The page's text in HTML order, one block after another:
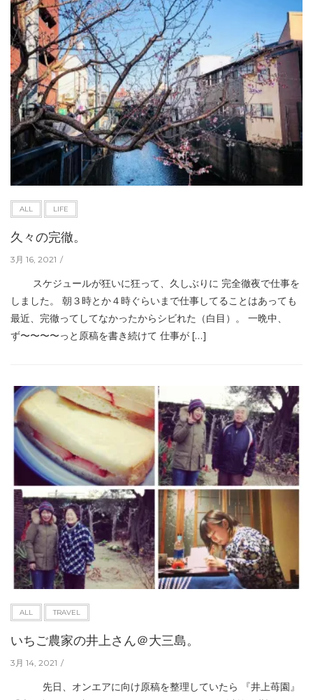
ALL LIFE
久々の完徹。
3月 16, 2021
スケジュールが狂いに狂って、久しぶりに 完全徹夜で仕事を
しました。 朝３時とか４時ぐらいまで仕事してることはあっても
最近、完徹ってしてなかったからシビれた（白目）。 一晩中、
ず〜〜〜〜っと原稿を書き続けて 仕事が […]
ALL TRAVEL
いちご農家の井上さん＠大三島。
3月 14, 2021
先日、オンエアに向け原稿を整理していたら 『井上苺園』